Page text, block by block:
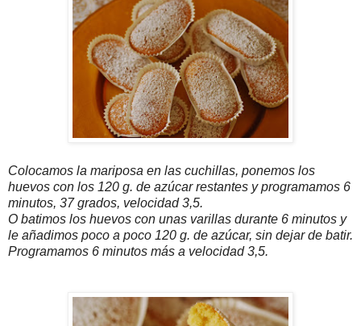
Colocamos la mariposa en las cuchillas, ponemos los
huevos con los 120 g. de azúcar restantes y programamos 6
minutos, 37 grados, velocidad 3,5.
O batimos los huevos con unas varillas durante 6 minutos y
le añadimos poco a poco 120 g. de azúcar, sin dejar de batir.
Programamos 6 minutos más a velocidad 3,5.